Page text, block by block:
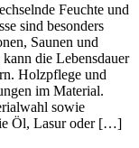
Feuchte und
sind besonders
Saunen und
die Lebensdauer
Holzpflege und
im Material.
sowie
Öl, Lasur oder […]